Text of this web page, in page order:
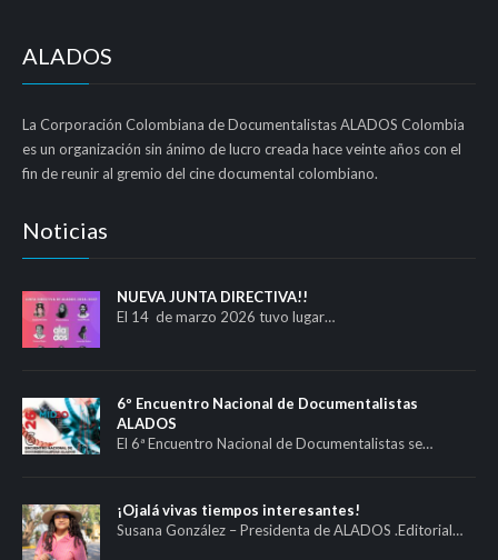
ALADOS
La Corporación Colombiana de Documentalistas ALADOS Colombia
es un organización sin ánimo de lucro creada hace veinte años con el
fin de reunir al gremio del cine documental colombiano.
Noticias
NUEVA JUNTA DIRECTIVA!!
El 14 de marzo 2026 tuvo lugar…
6º Encuentro Nacional de Documentalistas
ALADOS
El 6ª Encuentro Nacional de Documentalistas se…
¡Ojalá vivas tiempos interesantes!
Susana González – Presidenta de ALADOS .Editorial…